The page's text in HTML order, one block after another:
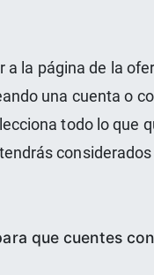
a la página de la
una cuenta o
todo lo que
que cuentes